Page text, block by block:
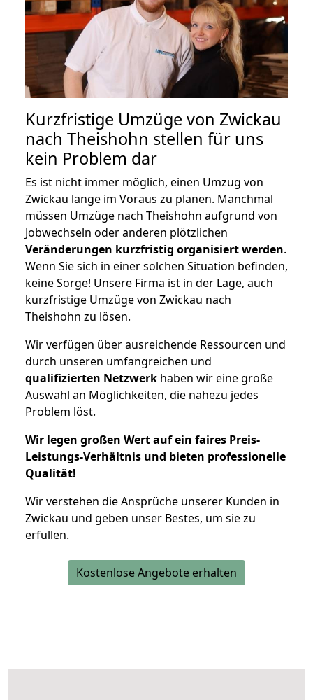
Kurzfristige Umzüge von Zwickau
nach Theishohn stellen für uns
kein Problem dar
Es ist nicht immer möglich, einen Umzug von
Zwickau lange im Voraus zu planen. Manchmal
müssen Umzüge nach Theishohn aufgrund von
Jobwechseln oder anderen plötzlichen
Veränderungen kurzfristig organisiert werden.
Wenn Sie sich in einer solchen Situation befinden,
keine Sorge! Unsere Firma ist in der Lage, auch
kurzfristige Umzüge von Zwickau nach
Theishohn zu lösen.
Wir verfügen über ausreichende Ressourcen und
durch unseren umfangreichen und
qualifizierten Netzwerk haben wir eine große
Auswahl an Möglichkeiten, die nahezu jedes
Problem löst.
Wir legen großen Wert auf ein faires Preis-
Leistungs-Verhältnis und bieten professionelle
Qualität!
Wir verstehen die Ansprüche unserer Kunden in
Zwickau und geben unser Bestes, um sie zu
erfüllen.
Kostenlose Angebote erhalten